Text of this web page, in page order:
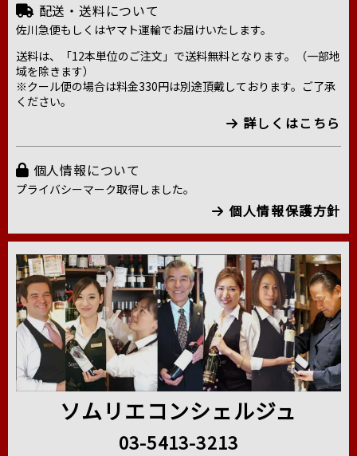
配送・送料について
佐川急便もしくはヤマト運輸でお届けいたします。
送料は、「12本単位のご注文」で送料無料となります。（一部地
域を除きます）
※クール便の場合は料金330円は別途頂戴しております。ご了承
ください。
詳しくはこちら
個人情報について
プライバシーマーク取得しました。
個人情報保護方針
ソムリエコンシェルジュ
03-5413-3213